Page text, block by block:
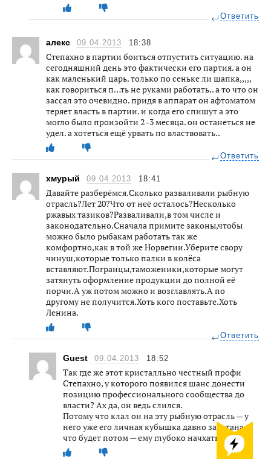
Ответить
алекс 09.04.2013 18:38
Степахно в партии боиться отпустить ситуацию. на
сегодняшний день это фактически его партия. а он
как маленький царь. только по сеньке ли шапка,,,,,
как говориться п…ть не руками работать.. а то что он
зассал это очевидно. придя в аппарат он афтоматом
теряет власть в партии. и когда его спишут а это
могло было произойти 2 -3 месяца. он останеться не
удел. а хотеться ещё урвать по властвовать..
Ответить
хмурый 09.04.2013 18:41
Давайте разберёмся.Сколько разваливали рыбную
отрасль?Лет 20?Что от неё осталось?Несколько
ржавых тазиков?Разваливали,в том числе и
законодательно.Сначала примите законы,чтобы
можно было рыбакам работать так же
комфортно,как в той же Норвегии.Уберите свору
чинуш,которые только палки в колёса
вставляют.Погранцы,таможеники,которые могут
затянуть оформление продукции до полной её
порчи.А уж потом можно и возглавлять.А по
другому не получится.Хоть кого поставьте.Хоть
Ленина.
Ответить
Guest 09.04.2013 18:52
Так где же этот кристалльно честный профи
Степахно, у которого появился шанс донести
позицию профессионального сообщества до
власти? Ах да, он ведь слился.
Потому что клал он на эту рыбную отрасль — у
него уже его личная кубышка давно закатана, и
что будет потом — ему глубоко начхать.